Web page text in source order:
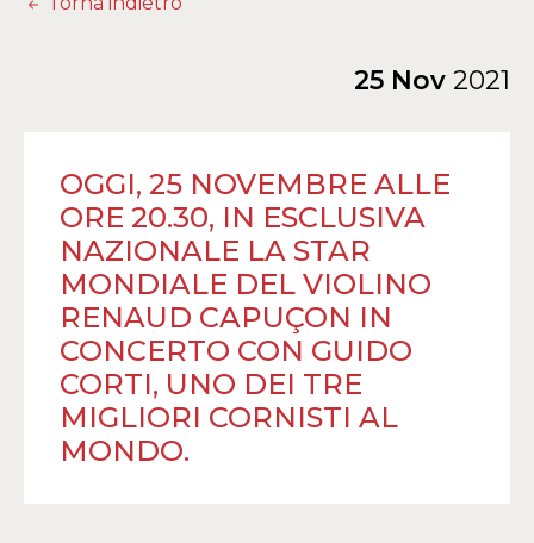
25 Nov 2021
OGGI, 25 NOVEMBRE ALLE
ORE 20.30, IN ESCLUSIVA
NAZIONALE LA STAR
MONDIALE DEL VIOLINO
RENAUD CAPUÇON IN
CONCERTO CON GUIDO
CORTI, UNO DEI TRE
MIGLIORI CORNISTI AL
MONDO.